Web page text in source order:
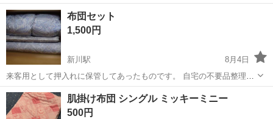
適作業★20代～50代までの男女活躍中！作業着無償貸与★マイカー通
勤OK＆無料駐車場完備！《北海道札幌市》 人気の工場のお仕事 ◇卵
製品の製造業務◇ 作業内...
北海道 札幌市 発寒駅
布団セット
1,500円
新川駅
8月4日
来客用として押入れに保管してあったものです。 自宅の不要品整理の
ため出品します。 室内で保管していたものですが放置しておりました
ので、目に見える汚れだけでなく目に見えない汚れも多分にあると思
います。現状でのお渡しとなります...
北海道 札幌市 新川駅
肌掛け布団 シングル ミッキーミニー
500円